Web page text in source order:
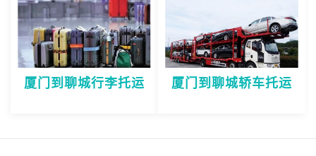
厦门到聊城行李托运 厦门到聊城轿车托运